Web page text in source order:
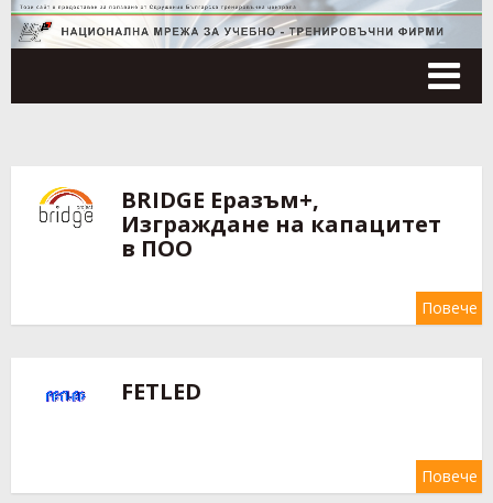
BRIDGE Еразъм+,
Изграждане на капацитет
в ПОО
Повече
FETLED
Повече